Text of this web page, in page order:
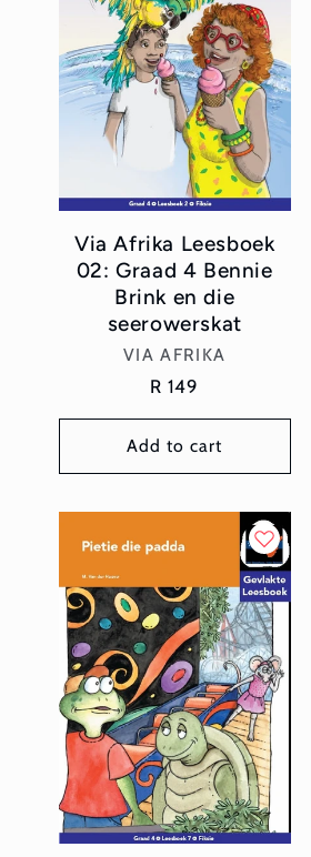
Via Afrika Leesboek
02: Graad 4 Bennie
Brink en die
seerowerskat
Vendor:
VIA AFRIKA
Regular
R 149
Add to cart